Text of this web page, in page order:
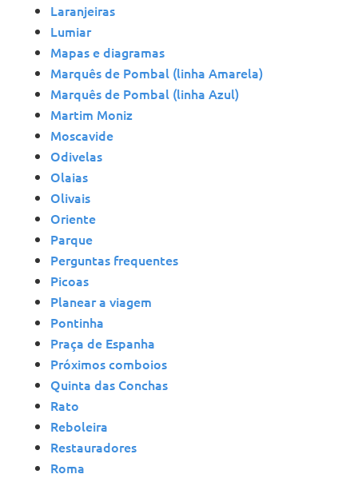
Laranjeiras
Lumiar
Mapas e diagramas
Marquês de Pombal (linha Amarela)
Marquês de Pombal (linha Azul)
Martim Moniz
Moscavide
Odivelas
Olaias
Olivais
Oriente
Parque
Perguntas frequentes
Picoas
Planear a viagem
Pontinha
Praça de Espanha
Próximos comboios
Quinta das Conchas
Rato
Reboleira
Restauradores
Roma